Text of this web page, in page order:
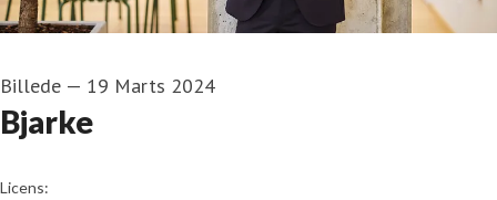
Billede — 19 Marts 2024
Bjarke
go to media item
Licens: